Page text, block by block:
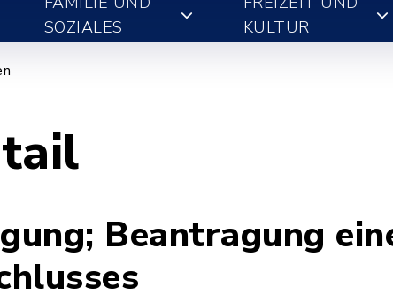
SOZIALES
KULTUR
Beantragung